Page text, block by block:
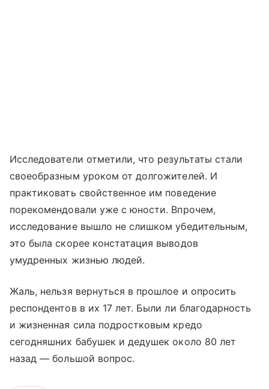
Исследователи отметили, что результаты стали
своеобразным уроком от долгожителей. И
практиковать свойственное им поведение
порекомендовали уже с юности. Впрочем,
исследование вышло не слишком убедительным,
это была скорее констатация выводов
умудренных жизнью людей.
Жаль, нельзя вернуться в прошлое и опросить
респондентов в их 17 лет. Были ли благодарность
и жизненная сила подростковым кредо
сегодняшних бабушек и дедушек около 80 лет
назад — большой вопрос.